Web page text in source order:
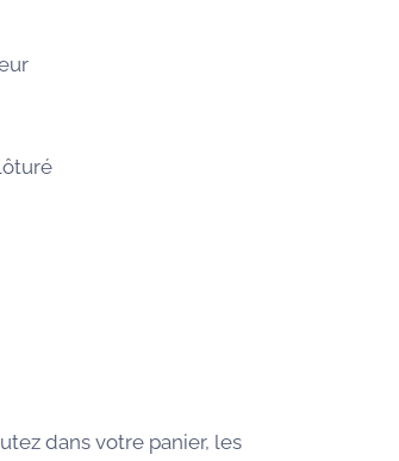
dans votre panier, les